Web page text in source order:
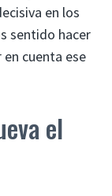
en los
sentido hacer
cuenta ese
el